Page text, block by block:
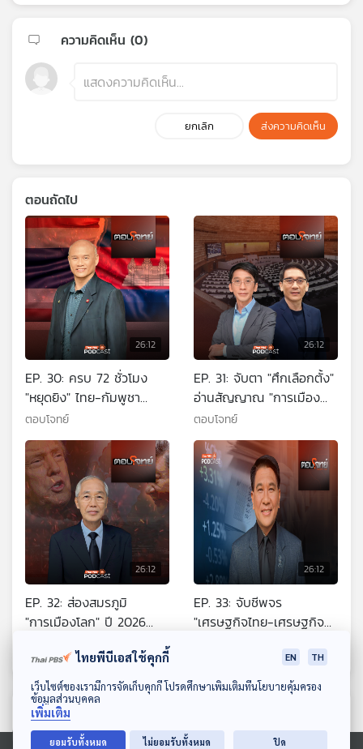
ดาวน์โหลด Thai PBS Podcast Application
ความคิดเห็น (0)
ยกเลิก ส่งความคิดเห็น
ตอนถัดไป
26:12
EP. 30: ครบ 72 ชั่วโมง
"หยุดยิง" ไทย-กัมพูชา
"สัญญาณบวก" สันติภาพ ?
ตอบโจทย์
26:12
EP. 31: จับตา "ศึกเลือกตั้ง"
อ่านสัญญาณ "การเมือง
ไทย" 2569
ตอบโจทย์
26:12
EP. 32: ส่องสมรภูมิ
"การเมืองโลก" ปี 2026
26:12
EP. 33: จับชีพจร
"เศรษฐกิจไทย-เศรษฐกิจ
ตอนที่เกี่ยวข้อง
ไทยพีบีเอสใช้คุกกี้ EN TH
เว็บไซต์ของเรามีการจัดเก็บคุกกี้ โปรดศึกษาเพิ่มเติมที่นโยบายคุ้มครอง
ข้อมูลส่วนบุคคล
เพิ่มเติม
ยอมรับทั้งหมด ไม่ยอมรับทั้งหมด ปิด